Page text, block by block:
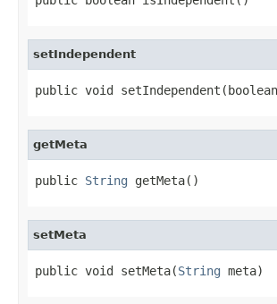
setIndependent
public void
getMeta
public String getMeta()
setMeta
public void setMeta(String meta)